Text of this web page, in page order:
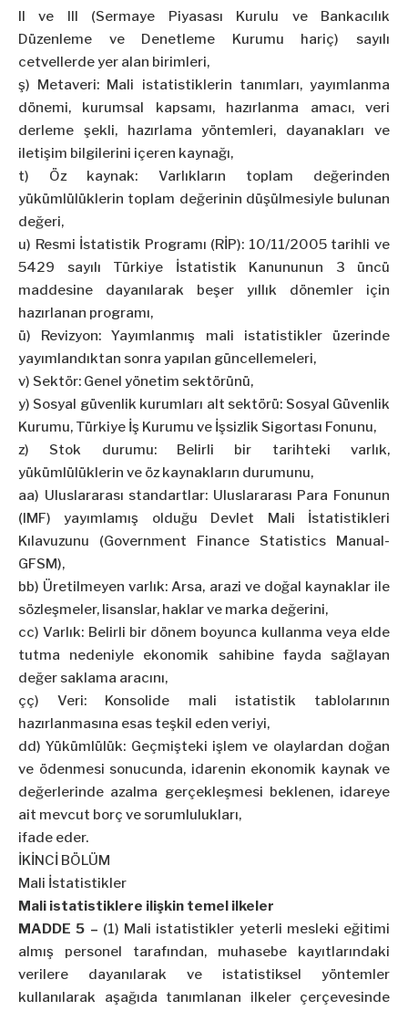
II ve III (Sermaye Piyasası Kurulu ve Bankacılık
Düzenleme ve Denetleme Kurumu hariç) sayılı
cetvellerde yer alan birimleri,
ş) Metaveri: Mali istatistiklerin tanımları, yayımlanma
dönemi, kurumsal kapsamı, hazırlanma amacı, veri
derleme şekli, hazırlama yöntemleri, dayanakları ve
iletişim bilgilerini içeren kaynağı,
t) Öz kaynak: Varlıkların toplam değerinden
yükümlülüklerin toplam değerinin düşülmesiyle bulunan
değeri,
u) Resmi İstatistik Programı (RİP): 10/11/2005 tarihli ve
5429 sayılı Türkiye İstatistik Kanununun 3 üncü
maddesine dayanılarak beşer yıllık dönemler için
hazırlanan programı,
ü) Revizyon: Yayımlanmış mali istatistikler üzerinde
yayımlandıktan sonra yapılan güncellemeleri,
v) Sektör: Genel yönetim sektörünü,
y) Sosyal güvenlik kurumları alt sektörü: Sosyal Güvenlik
Kurumu, Türkiye İş Kurumu ve İşsizlik Sigortası Fonunu,
z) Stok durumu: Belirli bir tarihteki varlık,
yükümlülüklerin ve öz kaynakların durumunu,
aa) Uluslararası standartlar: Uluslararası Para Fonunun
(IMF) yayımlamış olduğu Devlet Mali İstatistikleri
Kılavuzunu (Government Finance Statistics Manual-
GFSM),
bb) Üretilmeyen varlık: Arsa, arazi ve doğal kaynaklar ile
sözleşmeler, lisanslar, haklar ve marka değerini,
cc) Varlık: Belirli bir dönem boyunca kullanma veya elde
tutma nedeniyle ekonomik sahibine fayda sağlayan
değer saklama aracını,
çç) Veri: Konsolide mali istatistik tablolarının
hazırlanmasına esas teşkil eden veriyi,
dd) Yükümlülük: Geçmişteki işlem ve olaylardan doğan
ve ödenmesi sonucunda, idarenin ekonomik kaynak ve
değerlerinde azalma gerçekleşmesi beklenen, idareye
ait mevcut borç ve sorumlulukları,
ifade eder.
İKİNCİ BÖLÜM
Mali İstatistikler
Mali istatistiklere ilişkin temel ilkeler
MADDE 5 – (1) Mali istatistikler yeterli mesleki eğitimi
almış personel tarafından, muhasebe kayıtlarındaki
verilere dayanılarak ve istatistiksel yöntemler
kullanılarak aşağıda tanımlanan ilkeler çerçevesinde